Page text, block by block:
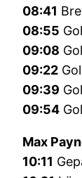
08:41
08:55
09:08
09:22
09:39
09:54
Max
10:11